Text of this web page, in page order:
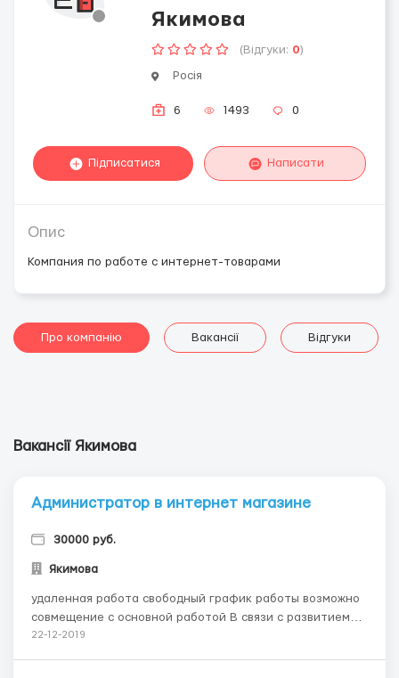
Якимова
(Відгуки: 0)
Росія
6 1493 0
Підписатися Написати
Опис
Компания по работе с интернет-товарами
Про компанію Вакансії Відгуки
Вакансії Якимова
Администратор в интернет магазине
30000 руб.
Якимова
удаленная работа свободный график работы возможно
совмещение с основной работой В связи с развитием
интернет - магазинов по СНГ требуются специалисты
22-12-2019